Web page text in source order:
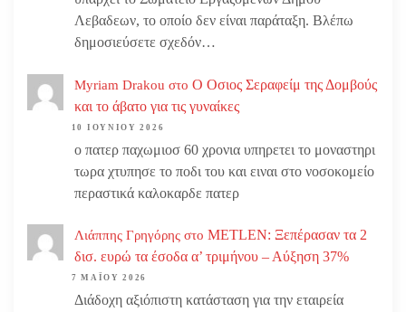
Λεβαδεων, το οποίο δεν είναι παράταξη. Βλέπω
δημοσιεύσετε σχεδόν…
Myriam Drakou στο Ο Οσιος Σεραφείμ της Δομβούς
και το άβατο για τις γυναίκες
10 ΙΟΥΝΊΟΥ 2026
ο πατερ παχωμιοσ 60 χρονια υπηρετει το μοναστηρι
τωρα χτυπησε το ποδι του και ειναι στο νοσοκομείο
περαστικά καλοκαρδε πατερ
Λιάππης Γρηγόρης στο METLEN: Ξεπέρασαν τα 2
δισ. ευρώ τα έσοδα α’ τριμήνου – Αύξηση 37%
7 ΜΑΪ́ΟΥ 2026
Διάδοχη αξιόπιστη κατάσταση για την εταιρεία